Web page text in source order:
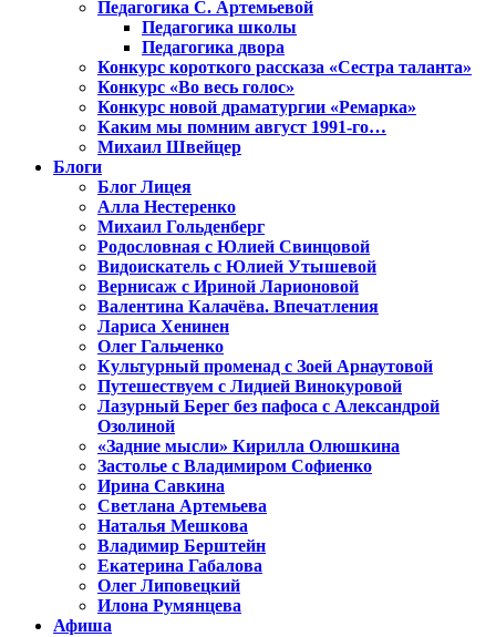
Педагогика С. Артемьевой
Педагогика школы
Педагогика двора
Конкурс короткого рассказа «Сестра таланта»
Конкурс «Во весь голос»
Конкурс новой драматургии «Ремарка»
Каким мы помним август 1991-го…
Михаил Швейцер
Блоги
Блог Лицея
Алла Нестеренко
Михаил Гольденберг
Родословная с Юлией Свинцовой
Видоискатель с Юлией Утышевой
Вернисаж с Ириной Ларионовой
Валентина Калачёва. Впечатления
Лариса Хенинен
Олег Гальченко
Культурный променад с Зоей Арнаутовой
Путешествуем с Лидией Винокуровой
Лазурный Берег без пафоса с Александрой
Озолиной
«Задние мысли» Кирилла Олюшкина
Застолье с Владимиром Софиенко
Ирина Савкина
Светлана Артемьева
Наталья Мешкова
Владимир Берштейн
Екатерина Габалова
Олег Липовецкий
Илона Румянцева
Афиша